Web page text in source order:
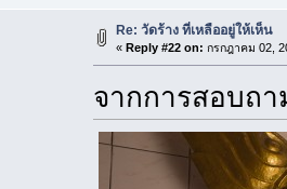
Re: วัดร้าง ที่เหลืออยู่ให้เห็น
« Reply #22 on: กรกฎาคม 02,
จากการสอบถ